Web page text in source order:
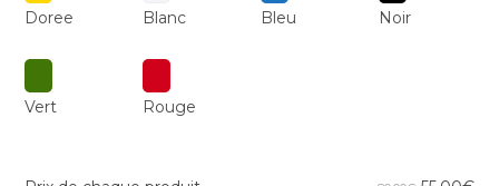
Doree Blanc Bleu Noir
Vert Rouge